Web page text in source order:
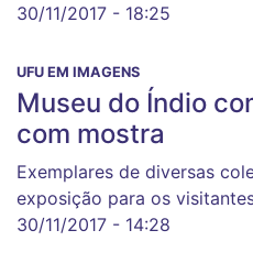
30/11/2017 - 18:25
UFU EM IMAGENS
Museu do Índio
com mostra
Exemplares de diversas
exposição para os
30/11/2017 - 14:28